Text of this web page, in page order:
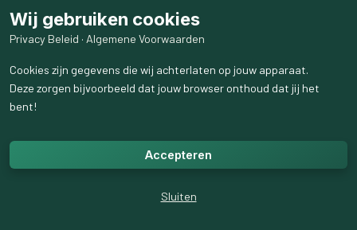
Wij gebruiken cookies
Privacy Beleid · Algemene Voorwaarden
Cookies zijn gegevens die wij achterlaten op jouw apparaat.
Deze zorgen bijvoorbeeld dat jouw browser onthoud dat jij het
bent!
Accepteren
Sluiten